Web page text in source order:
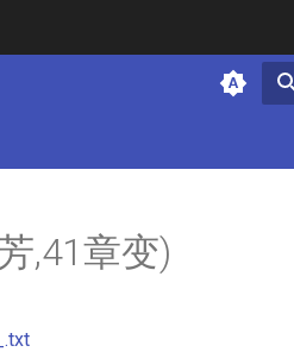
,41章变)